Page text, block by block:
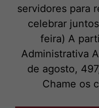
servidores para
celebrar
feira) A
Administrativa
de agosto,
Chame os